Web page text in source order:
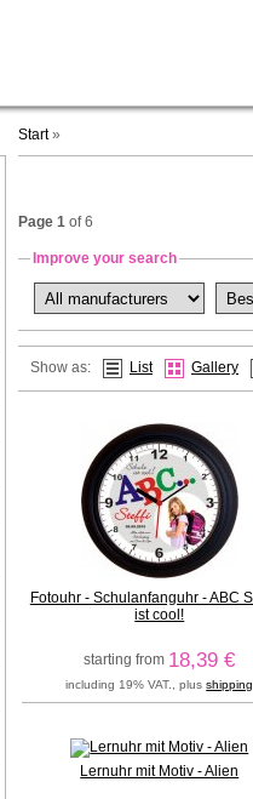
Start»
Page 1 of 6
Improve your search
Show as: List Gallery
Fotouhr - Schulanfanguhr - ABC
ist cool!
starting from 18,39 €
including 19% VAT., plusshipping
Lernuhr mit Motiv - Alien